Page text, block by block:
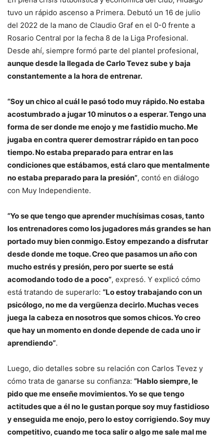
tuvo un rápido ascenso a Primera. Debutó un 16 de julio
del 2022 de la mano de Claudio Graf en el 0-0 frente a
Rosario Central por la fecha 8 de la Liga Profesional.
Desde ahí, siempre formó parte del plantel profesional,
aunque desde la llegada de Carlo Tevez sube y baja
constantemente a la hora de entrenar.
“Soy un chico al cuál le pasó todo muy rápido. No estaba
acostumbrado a jugar 10 minutos o a esperar. Tengo una
forma de ser donde me enojo y me fastidio mucho. Me
jugaba en contra querer demostrar rápido en tan poco
tiempo. No estaba preparado para entrar en las
condiciones que estábamos, está claro que mentalmente
no estaba preparado para la presión”, contó en diálogo
con Muy Independiente.
“Yo se que tengo que aprender muchísimas cosas, tanto
los entrenadores como los jugadores más grandes se han
portado muy bien conmigo. Estoy empezando a disfrutar
desde donde me toque. Creo que pasamos un año con
mucho estrés y presión, pero por suerte se está
acomodando todo de a poco”, expresó. Y explicó cómo
está tratando de superarlo: “Lo estoy trabajando con un
psicólogo, no me da vergüenza decirlo. Muchas veces
juega la cabeza en nosotros que somos chicos. Yo creo
que hay un momento en donde depende de cada uno ir
aprendiendo”.
Luego, dio detalles sobre su relación con Carlos Tevez y
cómo trata de ganarse su confianza: “Hablo siempre, le
pido que me enseñe movimientos. Yo se que tengo
actitudes que a él no le gustan porque soy muy fastidioso
y enseguida me enojo, pero lo estoy corrigiendo. Soy muy
competitivo, cuando me toca salir o algo me sale mal me